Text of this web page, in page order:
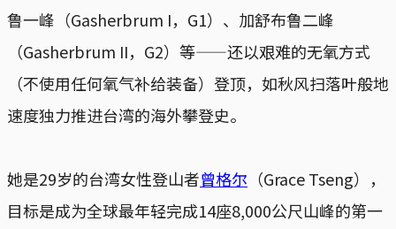
鲁一峰（Gasherbrum I，G1）、加舒布鲁二峰
（Gasherbrum II，G2）等——还以艰难的无氧方式
（不使用任何氧气补给装备）登顶，如秋风扫落叶般地
速度独力推进台湾的海外攀登史。
她是29岁的台湾女性登山者曾格尔 （Grace Tseng），
目标是成为全球最年轻完成14座8,000公尺山峰的第一